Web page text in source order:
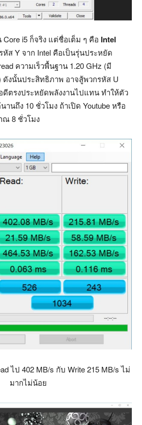
i5 ก็จริง แต่ชื่อเต็ม ๆ คือ Intel
หัส Y จาก Intel คือเป็นรุ่นประหยัด
ความเร็วพื้นฐาน 1.20 GHz (มี
ดังนั้นประสิทธิภาพ อาจสู้พวกรหัส U
ตรงประหยัดพลังงานไปแทน ทำให้ตัว
านถึง 10 ชั่วโมง ถ้าเปิด Youtube หรือ
ณ 8 ชั่วโมง
ไป 402 MB/s กับ Write 215 MB/s ไม่
มากไม่น้อย